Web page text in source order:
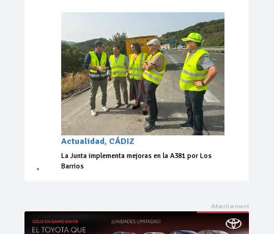
Actualidad, CÁDIZ
La Junta implementa mejoras en la A381 por Los
Barrios